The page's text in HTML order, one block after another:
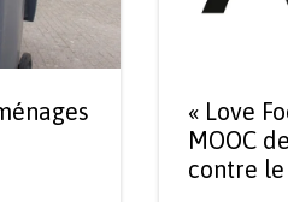
« Love
MOOC
contre